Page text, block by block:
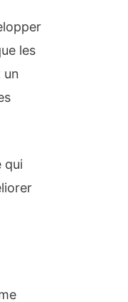
les
un
qui